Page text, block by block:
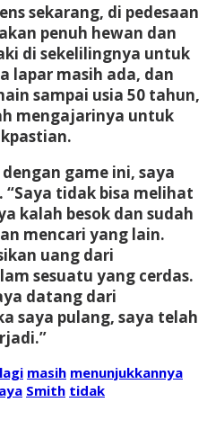
sekarang, di pedesaan
penuh hewan dan
di sekelilingnya untuk
lapar masih ada, dan
sampai usia 50 tahun,
mengajarinya untuk
game ini, saya
tidak bisa melihat
kalah besok dan sudah
mencari yang lain.
uang dari
sesuatu yang cerdas.
datang dari
saya pulang, saya telah
lagi masih menunjukkannya
Smith tidak